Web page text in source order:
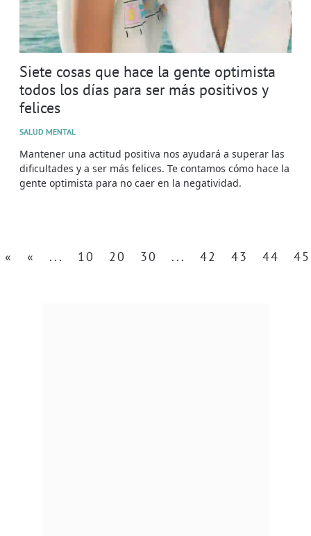
Siete cosas que hace la gente optimista
todos los días para ser más positivos y
felices
SALUD MENTAL
Mantener una actitud positiva nos ayudará a superar las
dificultades y a ser más felices. Te contamos cómo hace la
gente optimista para no caer en la negatividad.
« « ... 10 20 30 ... 42 43 44 45